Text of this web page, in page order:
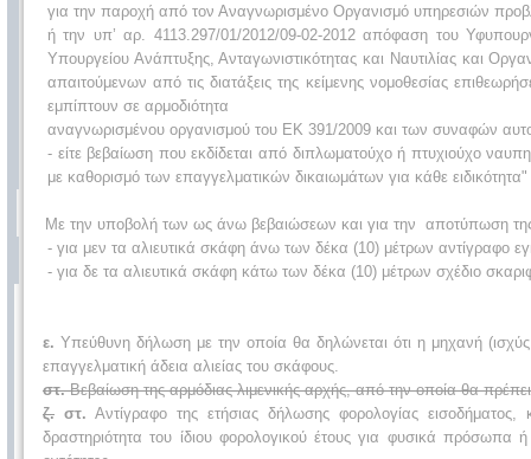
για την παροχή από τον Αναγνωρισμένο Οργανισμό υπηρεσιών
ή την υπ’ αρ. 4113.297/01/2012/09-02-2012 απόφαση του
Υπουργείου Ανάπτυξης, Ανταγωνιστικότητας και Ναυτιλίας και
απαιτούμενων από τις διατάξεις της κείμενης νομοθεσίας
εμπίπτουν σε αρμοδιότητα
αναγνωρισμένου οργανισμού του ΕΚ 391/2009 και των συναφών
- είτε βεβαίωση που εκδίδεται από διπλωματούχο ή πτυχιούχο
με καθορισμό των επαγγελματικών δικαιωμάτων για κάθε
Με την υποβολή των ως άνω βεβαιώσεων και για την αποτύπωση
- για μεν τα αλιευτικά σκάφη άνω των δέκα (10) μέτρων αντίγραφο
- για δε τα αλιευτικά σκάφη κάτω των δέκα (10) μέτρων σχέδιο
ε. Υπεύθυνη δήλωση με την οποία θα δηλώνεται ότι η μηχανή
επαγγελματική άδεια αλιείας του σκάφους.
στ.Βεβαίωση της αρμόδιας λιμενικής αρχής, από την οποία θα
ζ. στ. Αντίγραφο της ετήσιας δήλωσης φορολογίας
δραστηριότητα του ίδιου φορολογικού έτους για φυσικά